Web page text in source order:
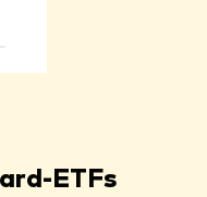
ETFs